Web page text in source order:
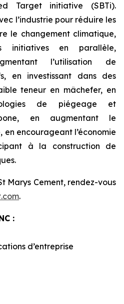
Target initiative (SBTi).
l’industrie pour réduire les
le changement climatique,
initiatives en parallèle,
l’utilisation de
en investissant dans des
teneur en mâchefer, en
de piégeage et
en augmentant le
encourageant l’économie
à la construction de
Marys Cement, rendez-vous
.
:
d’entreprise